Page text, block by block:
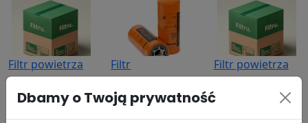
Filtr powietrza
P120307
Donaldson
Filtr
hydrauliczny
P164378
Filtr powietrza
P182072
Donaldson
Dbamy o Twoją prywatność